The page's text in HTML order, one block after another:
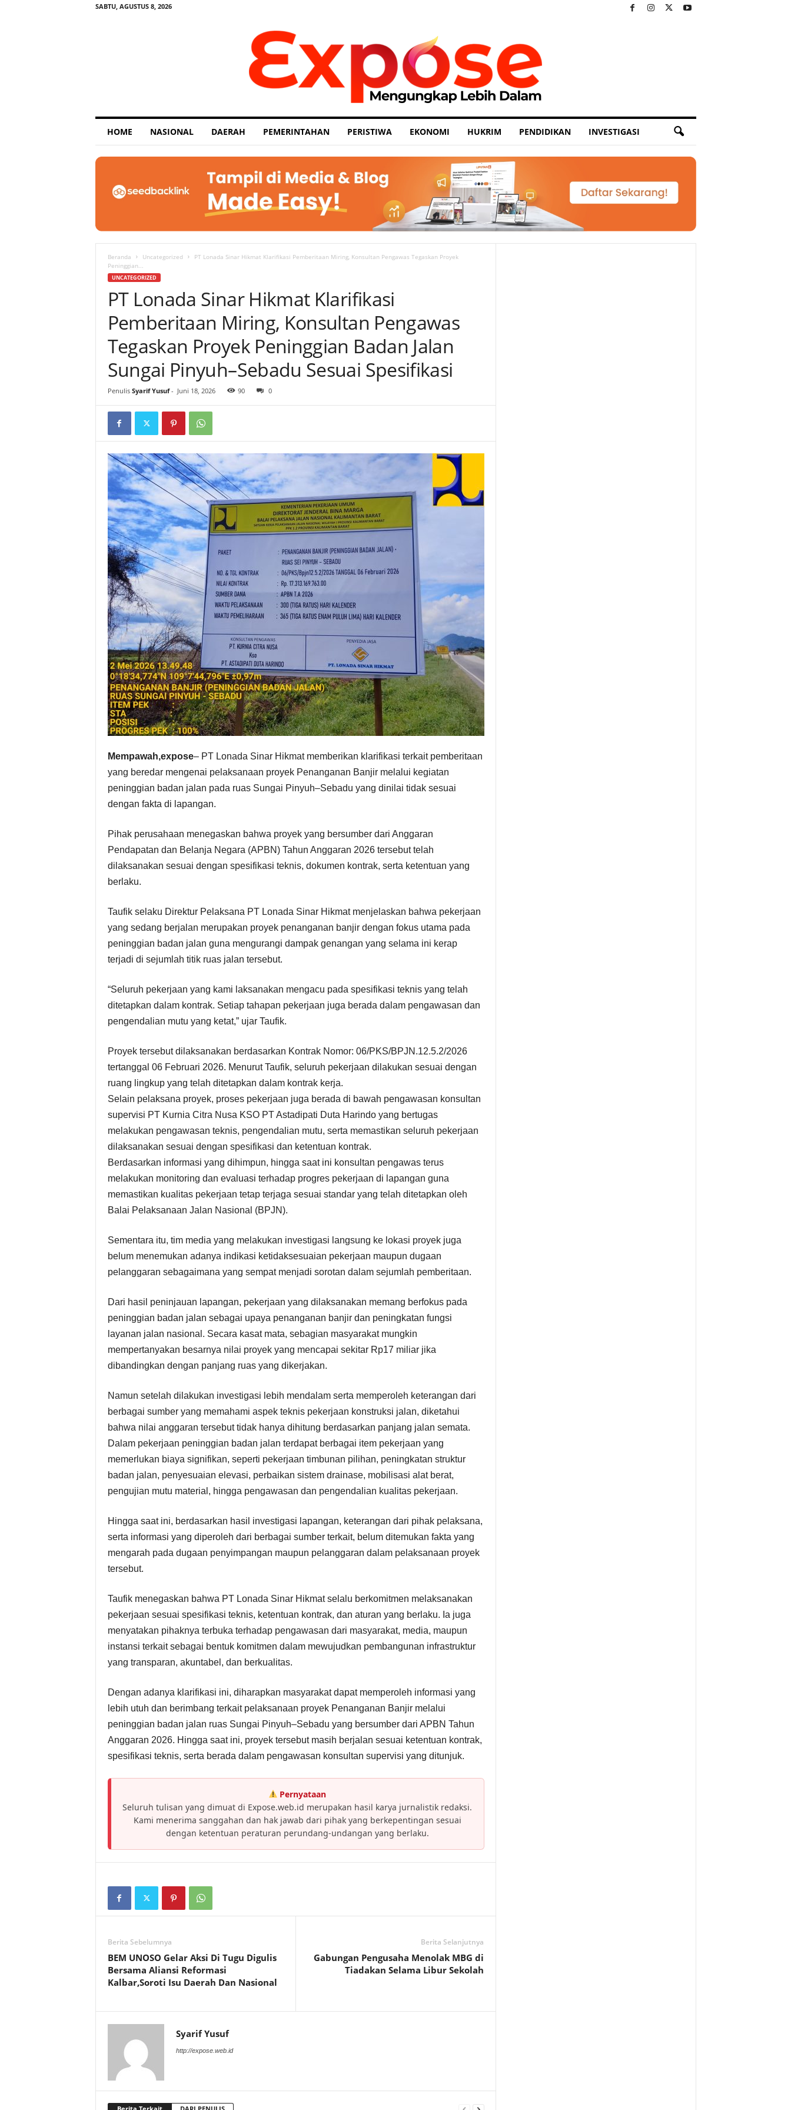
SABTU, AGUSTUS 8, 2026
p
o
HOME NASIONAL DAERAH PEMERINTAHAN PERISTIWA EKONOMI HUKRIM PENDIDIKAN INVESTIGASI
Beranda Uncategorized
PT Lonada Sinar Hikmat Klarifikasi Pemberitaan Miring, Konsultan Pengawas Tegaskan Proyek
Peninggian...
UNCATEGORIZED
PT Lonada Sinar Hikmat Klarifikasi
Pemberitaan Miring, Konsultan Pengawas
Tegaskan Proyek Peninggian Badan Jalan
Sungai Pinyuh–Sebadu Sesuai Spesifikasi
Penulis Syarif Yusuf- Juni 18, 2026 90 0
Mempawah,expose– PT Lonada Sinar Hikmat memberikan klarifikasi terkait pemberitaan
yang beredar mengenai pelaksanaan proyek Penanganan Banjir melalui kegiatan
peninggian badan jalan pada ruas Sungai Pinyuh–Sebadu yang dinilai tidak sesuai
dengan fakta di lapangan.
Pihak perusahaan menegaskan bahwa proyek yang bersumber dari Anggaran
Pendapatan dan Belanja Negara (APBN) Tahun Anggaran 2026 tersebut telah
dilaksanakan sesuai dengan spesifikasi teknis, dokumen kontrak, serta ketentuan yang
berlaku.
Taufik selaku Direktur Pelaksana PT Lonada Sinar Hikmat menjelaskan bahwa pekerjaan
yang sedang berjalan merupakan proyek penanganan banjir dengan fokus utama pada
peninggian badan jalan guna mengurangi dampak genangan yang selama ini kerap
terjadi di sejumlah titik ruas jalan tersebut.
“Seluruh pekerjaan yang kami laksanakan mengacu pada spesifikasi teknis yang telah
ditetapkan dalam kontrak. Setiap tahapan pekerjaan juga berada dalam pengawasan dan
pengendalian mutu yang ketat,” ujar Taufik.
Proyek tersebut dilaksanakan berdasarkan Kontrak Nomor: 06/PKS/BPJN.12.5.2/2026
tertanggal 06 Februari 2026. Menurut Taufik, seluruh pekerjaan dilakukan sesuai dengan
ruang lingkup yang telah ditetapkan dalam kontrak kerja.
Selain pelaksana proyek, proses pekerjaan juga berada di bawah pengawasan konsultan
supervisi PT Kurnia Citra Nusa KSO PT Astadipati Duta Harindo yang bertugas
melakukan pengawasan teknis, pengendalian mutu, serta memastikan seluruh pekerjaan
dilaksanakan sesuai dengan spesifikasi dan ketentuan kontrak.
Berdasarkan informasi yang dihimpun, hingga saat ini konsultan pengawas terus
melakukan monitoring dan evaluasi terhadap progres pekerjaan di lapangan guna
memastikan kualitas pekerjaan tetap terjaga sesuai standar yang telah ditetapkan oleh
Balai Pelaksanaan Jalan Nasional (BPJN).
Sementara itu, tim media yang melakukan investigasi langsung ke lokasi proyek juga
belum menemukan adanya indikasi ketidaksesuaian pekerjaan maupun dugaan
pelanggaran sebagaimana yang sempat menjadi sorotan dalam sejumlah pemberitaan.
Dari hasil peninjauan lapangan, pekerjaan yang dilaksanakan memang berfokus pada
peninggian badan jalan sebagai upaya penanganan banjir dan peningkatan fungsi
layanan jalan nasional. Secara kasat mata, sebagian masyarakat mungkin
mempertanyakan besarnya nilai proyek yang mencapai sekitar Rp17 miliar jika
dibandingkan dengan panjang ruas yang dikerjakan.
Namun setelah dilakukan investigasi lebih mendalam serta memperoleh keterangan dari
berbagai sumber yang memahami aspek teknis pekerjaan konstruksi jalan, diketahui
bahwa nilai anggaran tersebut tidak hanya dihitung berdasarkan panjang jalan semata.
Dalam pekerjaan peninggian badan jalan terdapat berbagai item pekerjaan yang
memerlukan biaya signifikan, seperti pekerjaan timbunan pilihan, peningkatan struktur
badan jalan, penyesuaian elevasi, perbaikan sistem drainase, mobilisasi alat berat,
pengujian mutu material, hingga pengawasan dan pengendalian kualitas pekerjaan.
Hingga saat ini, berdasarkan hasil investigasi lapangan, keterangan dari pihak pelaksana,
serta informasi yang diperoleh dari berbagai sumber terkait, belum ditemukan fakta yang
mengarah pada dugaan penyimpangan maupun pelanggaran dalam pelaksanaan proyek
tersebut.
Taufik menegaskan bahwa PT Lonada Sinar Hikmat selalu berkomitmen melaksanakan
pekerjaan sesuai spesifikasi teknis, ketentuan kontrak, dan aturan yang berlaku. Ia juga
menyatakan pihaknya terbuka terhadap pengawasan dari masyarakat, media, maupun
instansi terkait sebagai bentuk komitmen dalam mewujudkan pembangunan infrastruktur
yang transparan, akuntabel, dan berkualitas.
Dengan adanya klarifikasi ini, diharapkan masyarakat dapat memperoleh informasi yang
lebih utuh dan berimbang terkait pelaksanaan proyek Penanganan Banjir melalui
peninggian badan jalan ruas Sungai Pinyuh–Sebadu yang bersumber dari APBN Tahun
Anggaran 2026. Hingga saat ini, proyek tersebut masih berjalan sesuai ketentuan kontrak,
spesifikasi teknis, serta berada dalam pengawasan konsultan supervisi yang ditunjuk.
Pernyataan
Seluruh tulisan yang dimuat di Expose.web.id merupakan hasil karya jurnalistik redaksi.
Kami menerima sanggahan dan hak jawab dari pihak yang berkepentingan sesuai
dengan ketentuan peraturan perundang-undangan yang berlaku.
Berita Sebelumnya
BEM UNOSO Gelar Aksi Di Tugu Digulis
Bersama Aliansi Reformasi
Kalbar,Soroti Isu Daerah Dan Nasional
Berita Selanjutnya
Gabungan Pengusaha Menolak MBG di
Tiadakan Selama Libur Sekolah
Syarif Yusuf
http://expose.web.id